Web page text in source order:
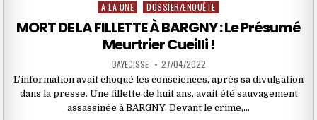
Posted
in
A LA UNE DOSSIER/ENQUÊTE
MORT DE LA FILLETTE À BARGNY : Le Présumé
Meurtrier Cueilli !
BAYECISSE 27/04/2022
L’information avait choqué les consciences, après sa divulgation
dans la presse. Une fillette de huit ans, avait été sauvagement
assassinée à BARGNY. Devant le crime,…